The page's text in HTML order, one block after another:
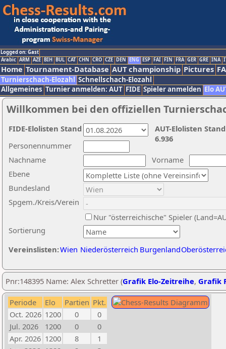
Logged on: Gast
Arabic ARM AZE BIH BUL CAT CHN CRO CZE DEN ENG ESP FAI FIN FRA GER GRE INA
Home Tournament-Database AUT championship Pictures
Turnierschach-Elozahl Schnellschach-Elozahl
Allgemeines Turnier anmelden: AUT FIDE Spieler anmelden Elo
Willkommen bei den offiziellen
Nachname
Vorname
Ebene
Sortierung
Personennummer
Bundesland
Spgem./Kreis/Verein
Nur "österreichische" Spieler
Vereinslisten:Wien Niederösterreich Burgenland
AUT-Elolisten
6.936
FIDE-Elolisten Stand
Pnr:148395 Name: Alex Schretter (Grafik Elo-Zeitreihe, Grafik
Periode Elo Partien Pkt.
Oct. 2026 1200 0
0
Jul. 2026
1200 0
0
Apr. 2026 1200 8
1